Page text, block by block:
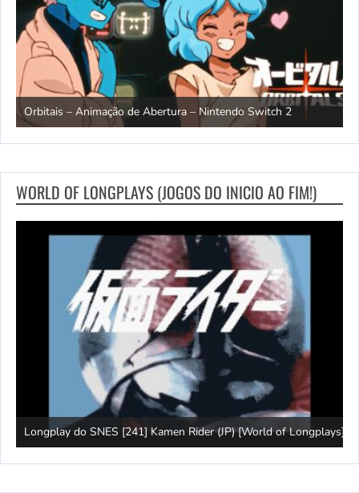
Orbitais – Animação de Abertura – Nintendo Switch 2
WORLD OF LONGPLAYS (JOGOS DO INICIO AO FIM!)
Longplay do SNES [241] Kamen Rider (JP) [World of Longplays]